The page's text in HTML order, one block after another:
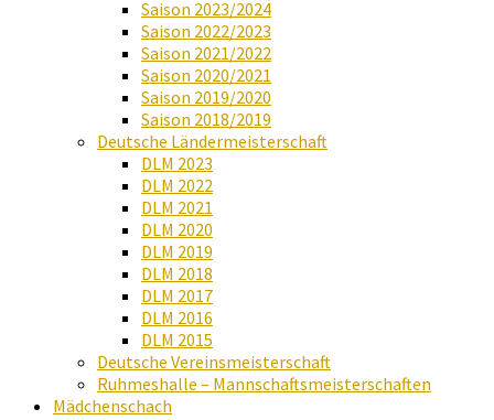
Saison 2023/2024
Saison 2022/2023
Saison 2021/2022
Saison 2020/2021
Saison 2019/2020
Saison 2018/2019
Deutsche Ländermeisterschaft
DLM 2023
DLM 2022
DLM 2021
DLM 2020
DLM 2019
DLM 2018
DLM 2017
DLM 2016
DLM 2015
Deutsche Vereinsmeisterschaft
Ruhmeshalle – Mannschaftsmeisterschaften
Mädchenschach